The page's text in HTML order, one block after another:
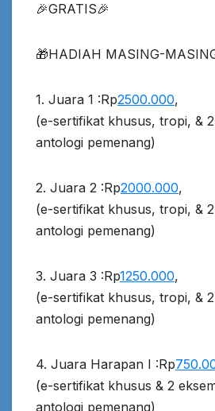
🎉GRATIS🎉
🎁HADIAH MASING-
1. Juara 1 :Rp2500.000,
(e-sertifikat khusus, tropi, &
antologi pemenang)
2. Juara 2 :Rp2000.000,
(e-sertifikat khusus, tropi, &
antologi pemenang)
3. Juara 3 :Rp1250.000,
(e-sertifikat khusus, tropi, &
antologi pemenang)
4. Juara Harapan I :Rp
(e-sertifikat khusus & 2
antologi pemenang)